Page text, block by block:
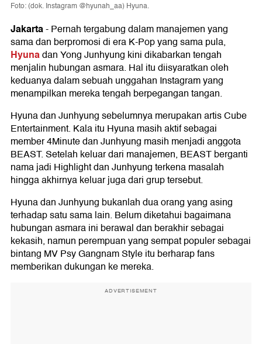
Foto: (dok. Instagram @hyunah_aa) Hyuna.
Jakarta-Pernah tergabung dalam manajemen yang
sama dan berpromosi di era K-Pop yang sama pula,
Hyunadan Yong Junhyung kini dikabarkan tengah
menjalin hubungan asmara. Hal itu diisyaratkan oleh
keduanya dalam sebuah unggahan Instagram yang
menampilkan mereka tengah berpegangan tangan.
Hyuna dan Junhyung sebelumnya merupakan artis Cube
Entertainment. Kala itu Hyuna masih aktif sebagai
member 4Minute dan Junhyung masih menjadi anggota
BEAST. Setelah keluar dari manajemen, BEAST berganti
nama jadi Highlight dan Junhyung terkena masalah
hingga akhirnya keluar juga dari grup tersebut.
Hyuna dan Junhyung bukanlah dua orang yang asing
terhadap satu sama lain. Belum diketahui bagaimana
hubungan asmara ini berawal dan berakhir sebagai
kekasih, namun perempuan yang sempat populer sebagai
bintang MV Psy Gangnam Style itu berharap fans
memberikan dukungan ke mereka.
ADVERTISEMENT